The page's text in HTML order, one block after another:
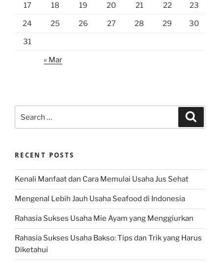
17 18 19 20 21 22 23
24 25 26 27 28 29 30
31
« Mar
for:
RECENT POSTS
Kenali Manfaat dan Cara Memulai Usaha Jus Sehat
Mengenal Lebih Jauh Usaha Seafood di Indonesia
Rahasia Sukses Usaha Mie Ayam yang Menggiurkan
Rahasia Sukses Usaha Bakso: Tips dan Trik yang Harus
Diketahui